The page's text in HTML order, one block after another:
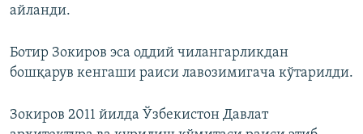
айланди.
Ботир Зокиров эса оддий чилангарликдан
бошқарув кенгаши раиси лавозимигача кўтарилди.
Зокиров 2011 йилда Ўзбекистон Давлат